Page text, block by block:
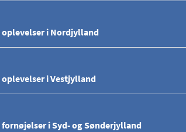
oplevelser i Nordjylland
oplevelser i Vestjylland
fornøjelser i Syd- og Sønderjylland